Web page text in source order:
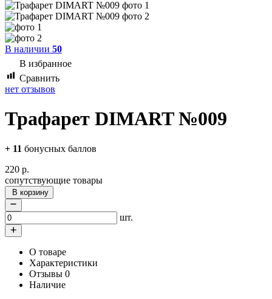
В наличии 50
В избранное
Сравнить
нет отзывов
Трафарет DIMART №009
+ 11 бонусных баллов
220 р.
сопутствующие товары
В корзину
шт.
О товаре
Характеристики
Отзывы 0
Наличие